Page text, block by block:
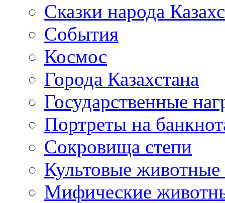
Сказки народа
События
Космос
Города Казахстана
Государственные
Портреты на
Сокровища степи
Культовые
Мифические